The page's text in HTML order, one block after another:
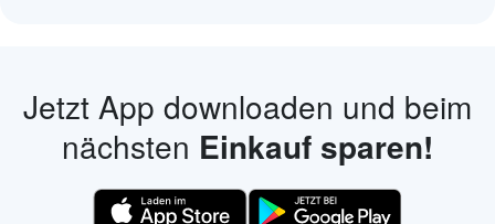
Jetzt App downloaden und beim
nächsten Einkauf sparen!